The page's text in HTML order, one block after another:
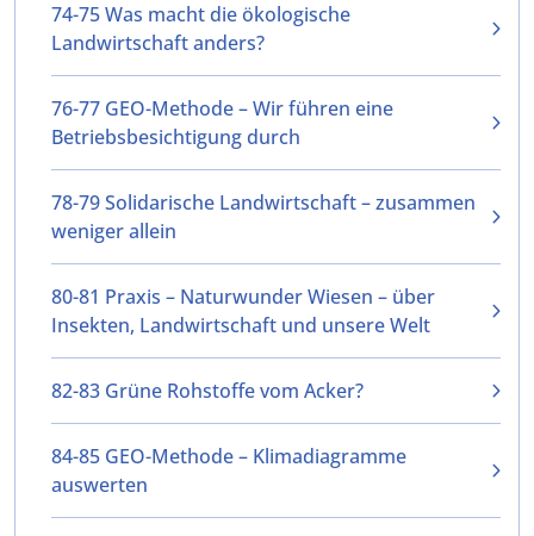
74-75 Was macht die ökologische
Landwirtschaft anders?
76-77 GEO-Methode – Wir führen eine
Betriebsbesichtigung durch
78-79 Solidarische Landwirtschaft – zusammen
weniger allein
80-81 Praxis – Naturwunder Wiesen – über
Insekten, Landwirtschaft und unsere Welt
82-83 Grüne Rohstoffe vom Acker?
84-85 GEO-Methode – Klimadiagramme
auswerten